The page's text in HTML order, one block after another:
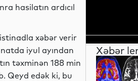
hasilatın ardıcıl
xəbər verir
iyul ayından
təxminən 188 min
Qeyd edək ki, bu
Xəbər